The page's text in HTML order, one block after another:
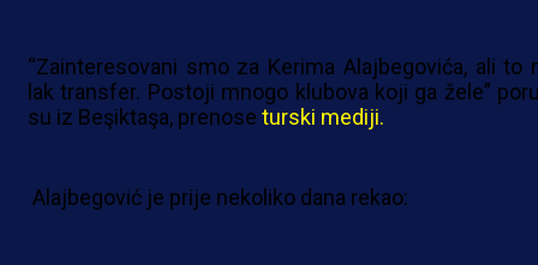
“Zainteresovani smo za Kerima Alajbegovića, ali to
lak transfer. Postoji mnogo klubova koji ga žele”
su iz Beşiktaşa, prenose turski mediji.
Alajbegović je prije nekoliko dana rekao: